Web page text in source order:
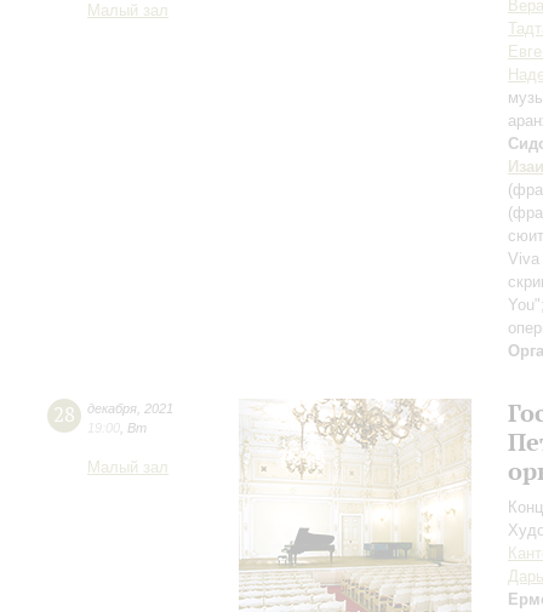
Малый зал
Изаи
Viva
28 декабря 2021
19:00 Вт
Малый зал